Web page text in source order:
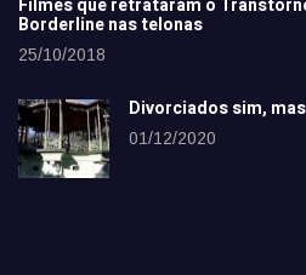
Borderline nas telonas
25/10/2018
Divorciados sim,
01/12/2020